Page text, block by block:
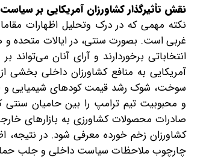
نقش تأثیرگذار کشاورزان آمریکایی بر
نکته مهمی که در درک وتحلیل اظهارات
غربی است. بصورت سنتی، در ایالات متحده و
انتخاباتی برخوردارند و آرای آنان می‌تواند
آمریکایی به منافع کشاورزان داخلی
سوخت، شوک رشد قیمت کودهای شیمیایی و
و محبوبیت تیم ترامپ را بین حامیان
صادرات محصولات کشاورزی به بازارهای
کشاورزان زخم خورده معرفی شود. در نتیجه،
چارچوب ملاحظات سیاست داخلی و جلب حمایت